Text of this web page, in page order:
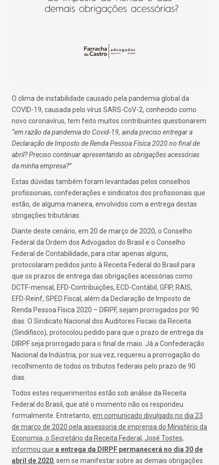
O clima de instabilidade causado pela pandemia global da
COVID-19, causada pelo vírus SARS-CoV-2, conhecido como
novo coronavírus, tem feito muitos contribuintes questionarem
“em razão da pandemia do Covid-19, ainda preciso entregar a
Declaração de Imposto de Renda Pessoa Física 2020 no final de
abril? Preciso continuar apresentando as obrigações acessórias
da minha empresa?”
Estas dúvidas também foram levantadas pelos conselhos
profissionais, confederações e sindicatos dos profissionais que
estão, de alguma maneira, envolvidos com a entrega destas
obrigações tributárias.
Diante deste cenário, em 20 de março de 2020, o Conselho
Federal da Ordem dos Advogados do Brasil e o Conselho
Federal de Contabilidade, para citar apenas alguns,
protocolaram pedidos junto à Receita Federal do Brasil para
que os prazos de entrega das obrigações acessórias como
DCTF-mensal, EFD-Contribuições, ECD-Contábil, GFIP, RAIS,
EFD-Reinf, SPED Fiscal, além da Declaração de Imposto de
Renda Pessoa Física 2020 – DIRPF, sejam prorrogados por 90
dias. O Sindicato Nacional dos Auditores Fiscais da Receita
(Sindifisco), protocolou pedido para que o prazo de entrega da
DIRPF seja prorrogado para o final de maio. Já a Confederação
Nacional da Indústria, por sua vez, requereu a prorrogação do
recolhimento de todos os tributos federais pelo prazo de 90
dias.
Todos estes requerimentos estão sob análise da Receita
Federal do Brasil, que até o momento não os respondeu
formalmente. Entretanto, em comunicado divulgado no dia 23
de março de 2020 pela assessoria de imprensa do Ministério da
Economia, o Secretário da Receita Federal, José Tostes,
informou que a entrega da DIRPF permanecerá no dia 30 de
abril de 2020, sem se manifestar sobre as demais obrigações